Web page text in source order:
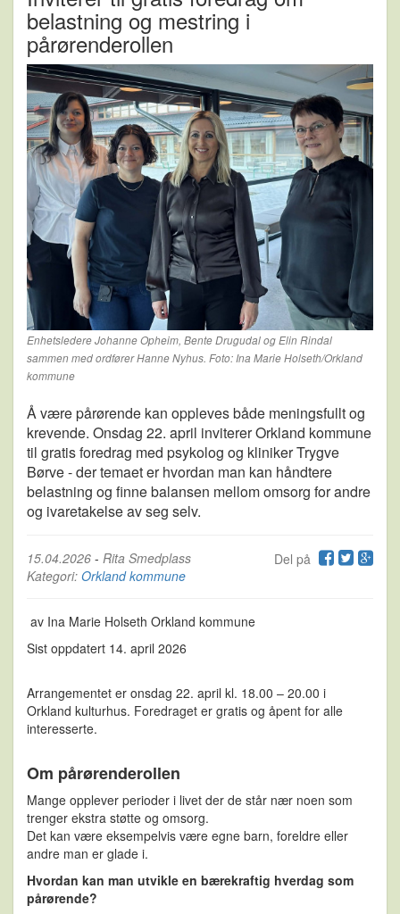
belastning og mestring i
pårørenderollen
Enhetsledere Johanne Opheim, Bente Drugudal og Elin Rindal
sammen med ordfører Hanne Nyhus. Foto: Ina Marie Holseth/Orkland
kommune
Å være pårørende kan oppleves både meningsfullt og
krevende. Onsdag 22. april inviterer Orkland kommune
til gratis foredrag med psykolog og kliniker Trygve
Børve - der temaet er hvordan man kan håndtere
belastning og finne balansen mellom omsorg for andre
og ivaretakelse av seg selv.
Del på
15.04.2026 - Rita Smedplass
Kategori: Orkland kommune
av Ina Marie Holseth Orkland kommune
Sist oppdatert 14. april 2026
Arrangementet er onsdag 22. april kl. 18.00 – 20.00 i
Orkland kulturhus. Foredraget er gratis og åpent for alle
interesserte.
Om pårørenderollen
Mange opplever perioder i livet der de står nær noen som
trenger ekstra støtte og omsorg.
Det kan være eksempelvis være egne barn, foreldre eller
andre man er glade i.
Hvordan kan man utvikle en bærekraftig hverdag som
pårørende?